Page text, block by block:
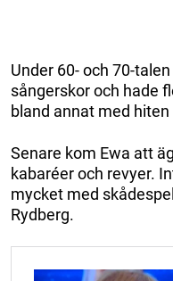
Under 60- och 70-
sångerskor och hade
bland annat med hiten
Senare kom Ewa att
kabaréer och revyer.
mycket med
Rydberg.